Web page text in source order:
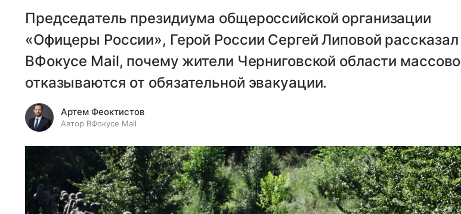
Председатель президиума общероссийской организации
«Офицеры России», Герой России Сергей Липовой рассказал
ВФокусе Mail, почему жители Черниговской области массово
отказываются от обязательной эвакуации.
Артем Феоктистов
Автор ВФокусе Mail